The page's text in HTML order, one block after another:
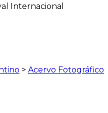
Internacional
> Acervo Fotográfico